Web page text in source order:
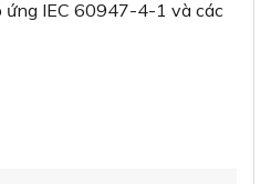
ứng IEC 60947-4-1 và các